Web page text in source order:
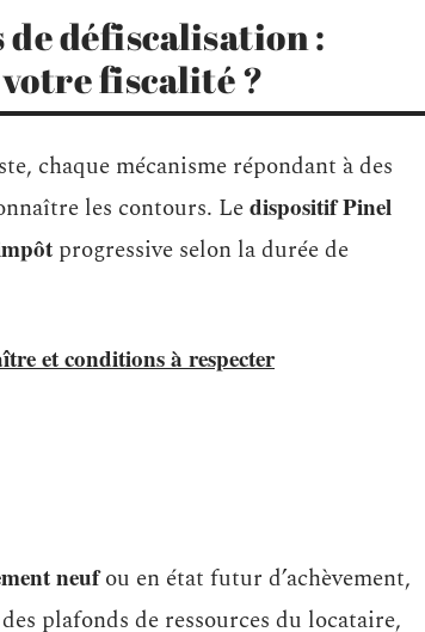
défiscalisation :
fiscalité ?
chaque mécanisme répondant à des
les contours. Ledispositif Pinel
progressive selon la durée de
et conditions à respecter
neufou en état futur d’achèvement,
plafonds de ressources du locataire,